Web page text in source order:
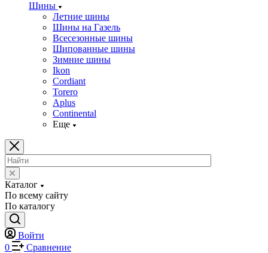
Шины
Летние шины
Шины на Газель
Всесезонные шины
Шипованные шины
Зимние шины
Ikon
Cordiant
Torero
Aplus
Continental
Еще
Каталог
По всему сайту
По каталогу
Войти
0
Сравнение